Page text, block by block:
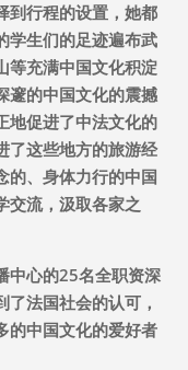
到行程的设置，她都
学生们的足迹遍布武
等充满中国文化积淀
邃的中国文化的震撼
地促进了中法文化的
了这些地方的旅游经
的、身体力行的中国
交流，汲取各家之
中心的25名全职资深
法国社会的认可，
的中国文化的爱好者